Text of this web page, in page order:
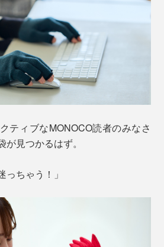
ティブなMONOCO読者のみなさ
見つかるはず。
っちゃう！」